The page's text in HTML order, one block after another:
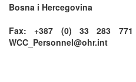
Bosna i Hercegovina
Fax: +387 (0)
WCC_Personnel@ohr.int